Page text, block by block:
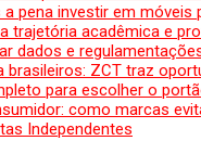
pena investir em móveis
trajetória acadêmica e
dados e
brasileiros: ZCT traz
para escolher o
como marcas
Independentes